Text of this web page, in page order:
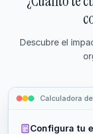
Descubre el
Calculadora
Configura tu